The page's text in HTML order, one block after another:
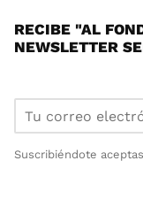
RECIBE "AL
NEWSLETTER
Suscribiéndote